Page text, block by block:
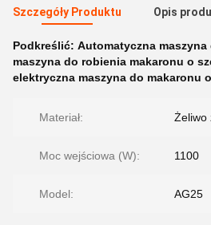
Szczegóły Produktu Opis
Podkreślić: Automatyczna
maszyna do robienia makaronu o
elektryczna maszyna do makaronu
Materiał: Żeliwo
Moc wejściowa (W): 1100
Model: AG25